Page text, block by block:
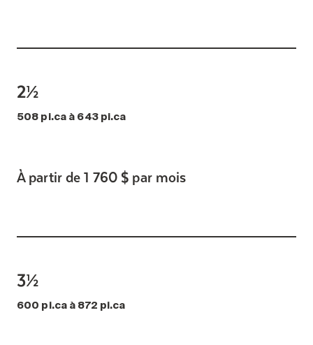
2½
508 pi.ca à 643 pi.ca
À partir de 1 760 $ par mois
3½
600 pi.ca à 872 pi.ca